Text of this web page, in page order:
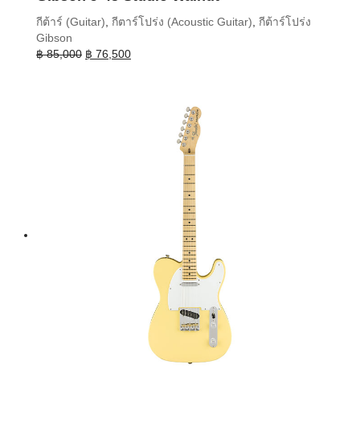
กีต้าร์ (Guitar) กีตาร์โปร่ง (Acoustic Guitar) กีต้าร์โปร่ง
Gibson
฿85,000 Original
฿ 76,500Current